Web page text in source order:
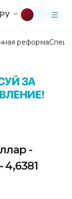
РУ
реформа
-
4,6381